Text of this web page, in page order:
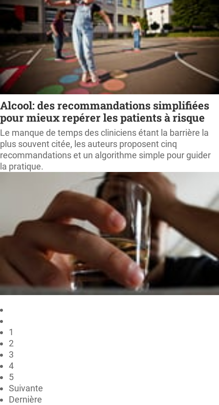
Alcool: des recommandations simplifiées
pour mieux repérer les patients à risque
Le manque de temps des cliniciens étant la barrière la
plus souvent citée, les auteurs proposent cinq
recommandations et un algorithme simple pour guider
la pratique.
1
2
3
4
5
Suivante
Dernière